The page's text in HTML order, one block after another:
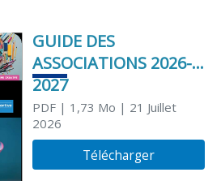
GUIDE DES
ASSOCIATIONS 2026-
2027
PDF| 1,73 Mo | 21 Juillet
2026
Télécharger